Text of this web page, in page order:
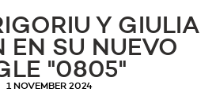
Y GIULIA
EN SU NUEVO
"0805"
1 NOVEMBER 2024